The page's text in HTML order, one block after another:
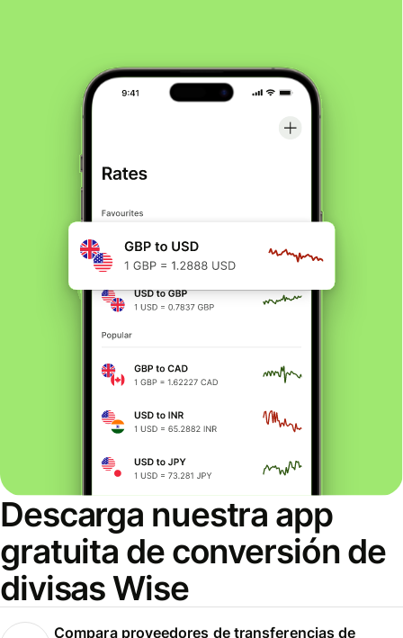
Descarga nuestra app
gratuita de conversión de
divisas Wise
Compara proveedores de transferencias de